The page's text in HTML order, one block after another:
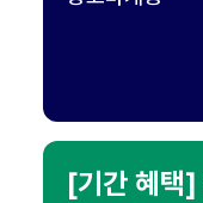
[기간 혜택]